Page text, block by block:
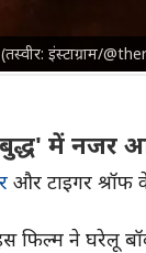
इंस्टाग्राम/
June 26,
में नजर
और टाइगर श्रॉफ
फिल्म ने घरेलू